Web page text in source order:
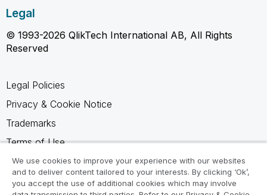
Legal
© 1993-2026 QlikTech International AB, All Rights
Reserved
Legal Policies
Privacy & Cookie Notice
Trademarks
Terms of Use
Legal Agreements
Product Terms
We use cookies to improve your experience with our websites
and to deliver content tailored to your interests. By clicking ‘Ok’,
you accept the use of additional cookies which may involve